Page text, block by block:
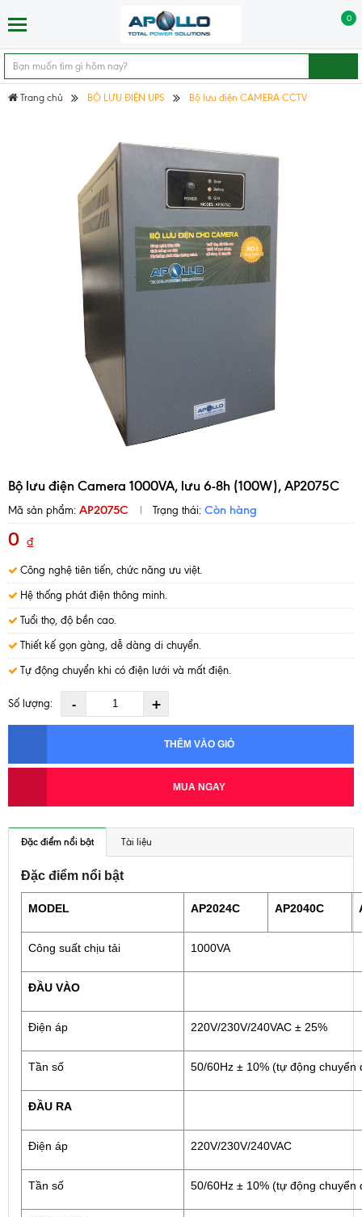
0
Trang chủ BỘ LƯU ĐIỆN UPS Bộ lưu điện CAMERA CCTV
Bộ lưu điện Camera 1000VA, lưu 6-8h (100W), AP2075C
Mã sản phẩm: AP2075C Trạng thái: Còn hàng
0 ₫
Công nghệ tiên tiến, chức năng ưu việt.
Hệ thống phát điện thông minh.
Tuổi thọ, độ bền cao.
Thiết kế gọn gàng, dễ dàng di chuyển.
Tự động chuyển khi có điện lưới và mất điện.
Số lượng: - +
THÊM VÀO GIỎ
MUA NGAY
Đặc điểm nổi bật Tài liệu
Đặc điểm nổi bật
MODEL AP2024C AP2040C
Công suất chịu tải 1000VA
ĐẦU VÀO
Điện áp 220V/230V/240VAC ± 25%
Tần số 50/60Hz ± 10% (tự động chuyển
ĐẦU RA
Điện áp 220V/230V/240VAC
Tần số 50/60Hz ± 10% (tự động chuyển